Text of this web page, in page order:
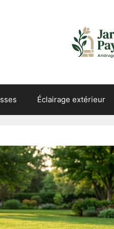
Éclairage extérieur